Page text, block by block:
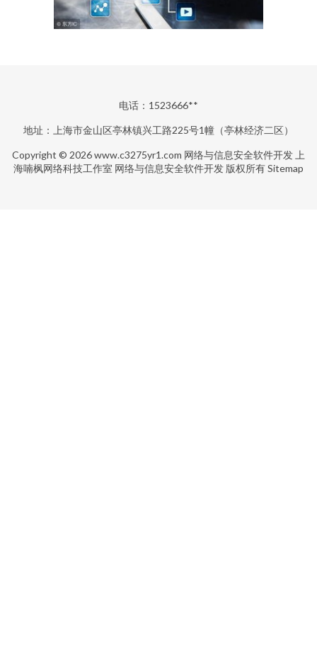
电话：1523666**
地址：上海市金山区亭林镇兴工路225号1幢（亭林经济二区）
Copyright © 2026www.c3275yr1.com 网络与信息安全软件开发 上
海喃枫网络科技工作室 网络与信息安全软件开发 版权所有Sitemap